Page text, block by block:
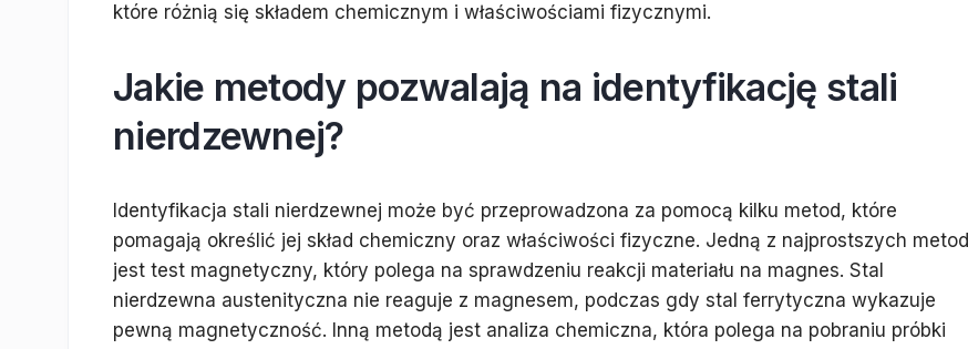
które różnią się składem chemicznym i właściwościami fizycznymi.
Jakie metody pozwalają na identyfikację stali
nierdzewnej?
Identyfikacja stali nierdzewnej może być przeprowadzona za pomocą kilku metod, które
pomagają określić jej skład chemiczny oraz właściwości fizyczne. Jedną z najprostszych metod
jest test magnetyczny, który polega na sprawdzeniu reakcji materiału na magnes. Stal
nierdzewna austenityczna nie reaguje z magnesem, podczas gdy stal ferrytyczna wykazuje
pewną magnetyczność. Inną metodą jest analiza chemiczna, która polega na pobraniu próbki